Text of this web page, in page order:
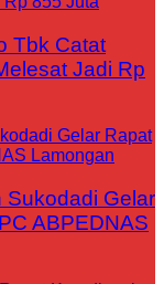
Tbk Catat
Jadi Rp
Sukodadi Gelar
ABPEDNAS